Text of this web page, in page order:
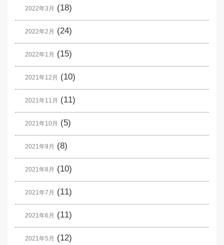
2022年3月 (18)
2022年2月 (24)
2022年1月 (15)
2021年12月 (10)
2021年11月 (11)
2021年10月 (5)
2021年9月 (8)
2021年8月 (10)
2021年7月 (11)
2021年6月 (11)
2021年5月 (12)